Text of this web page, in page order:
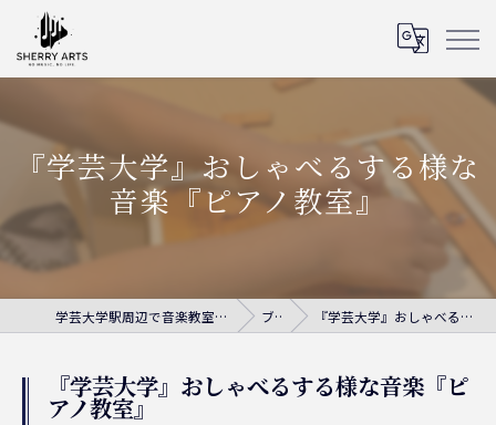
『学芸大学』おしゃべるする様な
音楽『ピアノ教室』
学芸大学駅周辺で音楽教室ならシェリー・アーツ音楽教室 ブログ 『学芸大学』おしゃべるする様な音楽『ピアノ教室』
『学芸大学』おしゃべるする様な音楽『ピ
アノ教室』